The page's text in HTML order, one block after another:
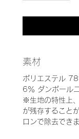
素材
ポリエステル
6％ ダンボール
※生地の特性上
が残存すること
ロンで除去できま